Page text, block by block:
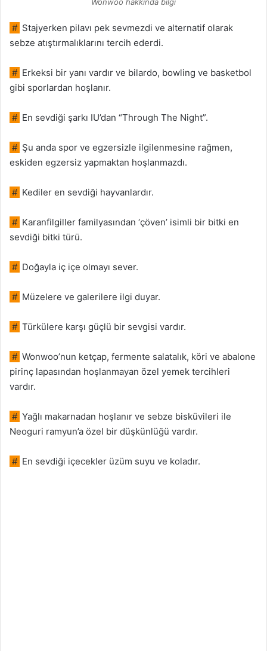
# Stajyerken pilavı pek sevmezdi ve alternatif olarak
sebze atıştırmalıklarını tercih ederdi.
# Erkeksi bir yanı vardır ve bilardo, bowling ve basketbol
gibi sporlardan hoşlanır.
# En sevdiği şarkı IU’dan “Through The Night”.
# Şu anda spor ve egzersizle ilgilenmesine rağmen,
eskiden egzersiz yapmaktan hoşlanmazdı.
# Kediler en sevdiği hayvanlardır.
# Karanfilgiller familyasından ‘çöven’ isimli bir bitki en
sevdiği bitki türü.
# Doğayla iç içe olmayı sever.
# Müzelere ve galerilere ilgi duyar.
# Türkülere karşı güçlü bir sevgisi vardır.
# Wonwoo’nun ketçap, fermente salatalık, köri ve abalone
pirinç lapasından hoşlanmayan özel yemek tercihleri
vardır.
# Yağlı makarnadan hoşlanır ve sebze bisküvileri ile
Neoguri ramyun’a özel bir düşkünlüğü vardır.
# En sevdiği içecekler üzüm suyu ve koladır.